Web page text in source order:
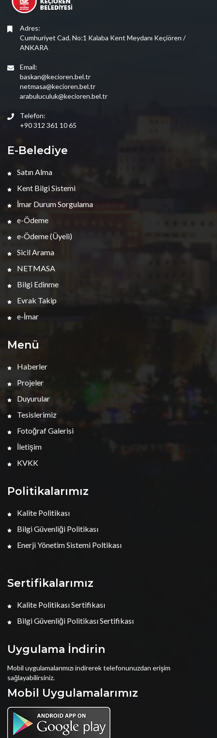
Adres:
Cumhuriyet Cad. No:1 Kalaba Kent Meydanı Keçiören /
ANKARA
Email:
baskan@kecioren.bel.tr
netmasa@kecioren.bel.tr
arabuluculuk@kecioren.bel.tr
Telefon:
+90 312 361 10 65
E-Belediye
Satın Alma
Kent Bilgi Sistemi
İmar Durum Sorgulama
e-Ödeme
e-Ödeme (Üyeli)
Sicil Arama
NETMASA
Bilgi Edinme
Evrak Takip
e-İmar
Menü
Haberler
Projeler
Duyurular
Tesislerimiz
Fotoğraf Galerisi
İletişim
KVKK
Politikalarımız
Kalite Politikası
Bilgi Güvenliği Politikası
Enerji Yönetim Sistemi Poltikası
Sertifikalarımız
Kalite Politikası Sertifikası
Bilgi Güvenliği Politikası Sertifikası
Uygulama İndirin
Mobil uygulamalarımızı indirerek telefonunuzdan erişim
sağlayabilirsiniz.
Mobil Uygulamalarımız